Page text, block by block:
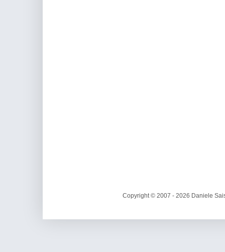
Copyright © 2007 - 2026 Daniele